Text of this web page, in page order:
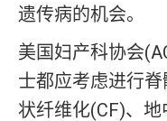
遗传病的机会。
美国妇产科协会
士都应考虑进行
状纤维化(CF)、